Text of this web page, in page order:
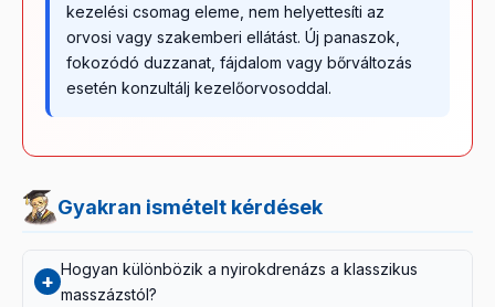
kezelési csomag eleme, nem helyettesíti az
orvosi vagy szakemberi ellátást. Új panaszok,
fokozódó duzzanat, fájdalom vagy bőrváltozás
esetén konzultálj kezelőorvosoddal.
Gyakran ismételt kérdések
+
Hogyan különbözik a nyirokdrenázs a klasszikus
masszázstól?